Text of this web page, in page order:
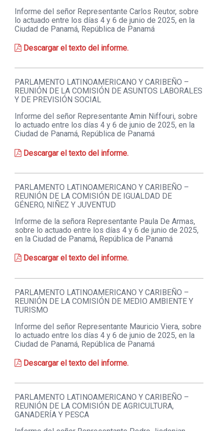
Informe del señor Representante Carlos Reutor, sobre
lo actuado entre los días 4 y 6 de junio de 2025, en la
Ciudad de Panamá, República de Panamá
Descargar el texto del informe.
PARLAMENTO LATINOAMERICANO Y CARIBEÑO –
REUNIÓN DE LA COMISIÓN DE ASUNTOS LABORALES
Y DE PREVISIÓN SOCIAL
Informe del señor Representante Amin Niffouri, sobre
lo actuado entre los días 4 y 6 de junio de 2025, en la
Ciudad de Panamá, República de Panamá
Descargar el texto del informe.
PARLAMENTO LATINOAMERICANO Y CARIBEÑO –
REUNIÓN DE LA COMISIÓN DE IGUALDAD DE
GÉNERO, NIÑEZ Y JUVENTUD
Informe de la señora Representante Paula De Armas,
sobre lo actuado entre los días 4 y 6 de junio de 2025,
en la Ciudad de Panamá, República de Panamá
Descargar el texto del informe.
PARLAMENTO LATINOAMERICANO Y CARIBEÑO –
REUNIÓN DE LA COMISIÓN DE MEDIO AMBIENTE Y
TURISMO
Informe del señor Representante Mauricio Viera, sobre
lo actuado entre los días 4 y 6 de junio de 2025, en la
Ciudad de Panamá, República de Panamá
Descargar el texto del informe.
PARLAMENTO LATINOAMERICANO Y CARIBEÑO –
REUNIÓN DE LA COMISIÓN DE AGRICULTURA,
GANADERÍA Y PESCA